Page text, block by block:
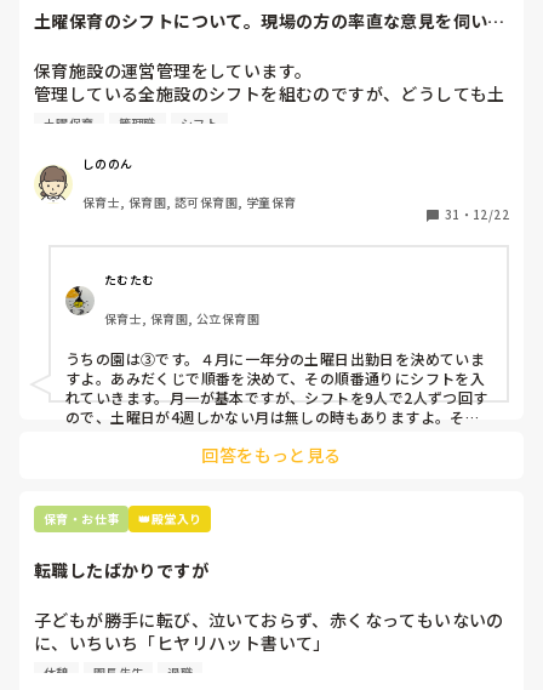
土曜保育のシフトについて。現場の方の率直な意見を伺いた
保育施設の運営管理をしています。
管理している全施設のシフトを組むのですが、どうしても土
曜保育だけは入れる方が少なく、いつも苦労しています。
て入職しているはずですが、いざ勤務が始まると一日も土曜
出勤が出来ない方ばかりです。
①土曜日の希望休は2日まで、と制限をかける
②毎月、必ず土曜保育に入ることのできる日を1日だけピッ
クアップしてもらう
③仮シフトが出た時、土曜出勤が難しければ自身で代わりの
人を交渉して見つけてもらう
上記のいずれかの対策を取り入れることを考えています。
土曜保育 管理職 シフト
しののん
保育士, 保育園, 認可保育園, 学童保育
31 ・ 12/22
たむたむ
保育士, 保育園, 公立保育園
うちの園は③です。４月に一年分の土曜日出勤日を決めていま
すよ。あみだくじで順番を決めて、その順番通りにシフトを入
れていきます。月一が基本ですが、シフトを9人で2人ずつ回す
ので、土曜日が4週しかない月は無しの時もありますよ。その
て貰い、主任に報告してます。
回答をもっと見る
保育・お仕事 👑殿堂入り
転職したばかりですが
子どもが勝手に転び、泣いておらず、赤くなってもいないの
に、いちいち「ヒヤリハット書いて」
と書かされ
休憩 園長先生 退職